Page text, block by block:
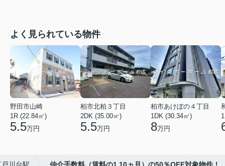
よく見られている物件
野田市山崎
1R (22.84㎡)
5.5万円
柏市北柏３丁目
2DK (35.00㎡)
5.5万円
柏市あけぼの４丁目
1DK (30.34㎡)
8万円